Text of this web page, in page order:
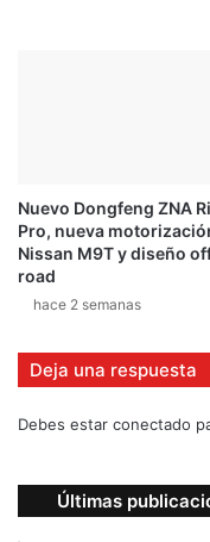
l
Nuevo Dongfeng ZNA
Pro, nueva
Nissan M9T y diseño
road
hace 2 semanas
Deja una respuesta
Debes estar conectado
Últimas